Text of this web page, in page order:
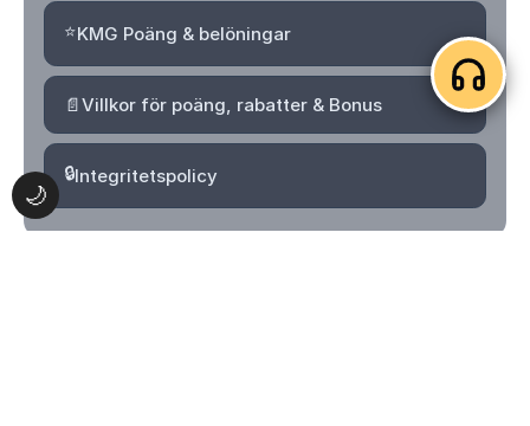
🌙
⭐KMG Poäng & belöningar
📄Villkor för poäng, rabatter & Bonus
🔒Integritetspolicy